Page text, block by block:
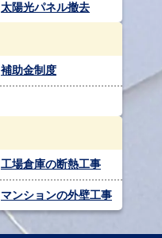
太陽光パネル撤去
補助金制度
工場倉庫の断熱工事
マンションの外壁工事